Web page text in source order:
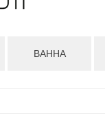
ВАННА